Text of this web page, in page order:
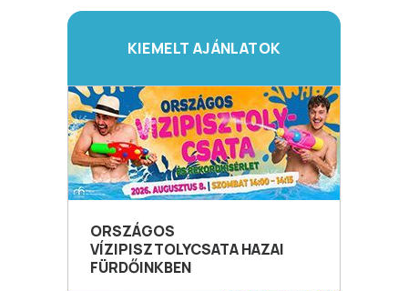
KIEMELT AJÁNLATOK
ORSZÁGOS
VÍZIPISZTOLYCSATA HAZAI
FÜRDŐINKBEN